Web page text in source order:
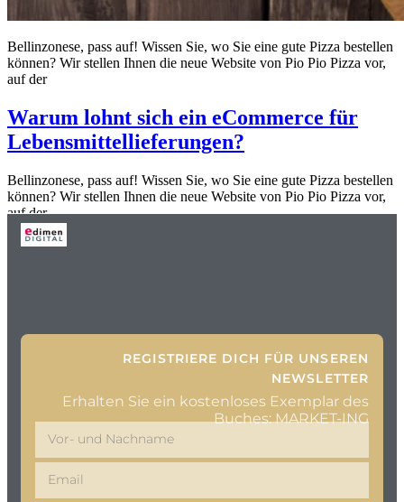
Bellinzonese, pass auf! Wissen Sie, wo Sie eine gute Pizza bestellen
können? Wir stellen Ihnen die neue Website von Pio Pio Pizza vor,
auf der
Warum lohnt sich ein eCommerce für
Lebensmittellieferungen?
Bellinzonese, pass auf! Wissen Sie, wo Sie eine gute Pizza bestellen
können? Wir stellen Ihnen die neue Website von Pio Pio Pizza vor,
auf der
REGISTRIERE DICH FÜR UNSEREN
NEWSLETTER
Erhalten Sie ein kostenloses Exemplar des
Buches: MARKET-ING